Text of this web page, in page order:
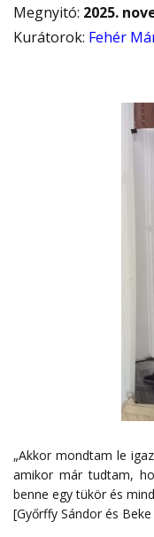
Megnyitó: 2025.
Kurátorok: Fehér
„Akkor mondtam le
amikor már tudtam,
benne egy tükör és
[Győrffy Sándor és